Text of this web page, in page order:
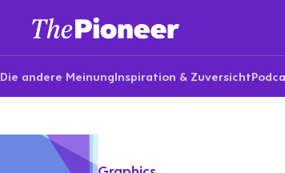
Die andere MeinungInspiration & Zuversicht